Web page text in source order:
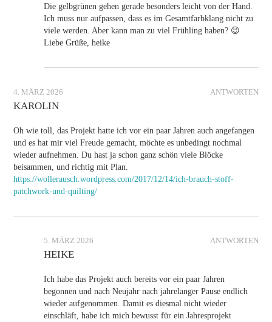
Die gelbgrünen gehen gerade besonders leicht von der Hand.
Ich muss nur aufpassen, dass es im Gesamtfarbklang nicht zu
viele werden. Aber kann man zu viel Frühling haben? 😉
Liebe Grüße, heike
ANTWORTEN
4. MÄRZ 2026
KAROLIN
Oh wie toll, das Projekt hatte ich vor ein paar Jahren auch angefangen
und es hat mir viel Freude gemacht, möchte es unbedingt nochmal
wieder aufnehmen. Du hast ja schon ganz schön viele Blöcke
beisammen, und richtig mit Plan.
https://wollerausch.wordpress.com/2017/12/14/ich-brauch-stoff-
patchwork-und-quilting/
ANTWORTEN
5. MÄRZ 2026
HEIKE
Ich habe das Projekt auch bereits vor ein paar Jahren
begonnen und nach Neujahr nach jahrelanger Pause endlich
wieder aufgenommen. Damit es diesmal nicht wieder
einschläft, habe ich mich bewusst für ein Jahresprojekt